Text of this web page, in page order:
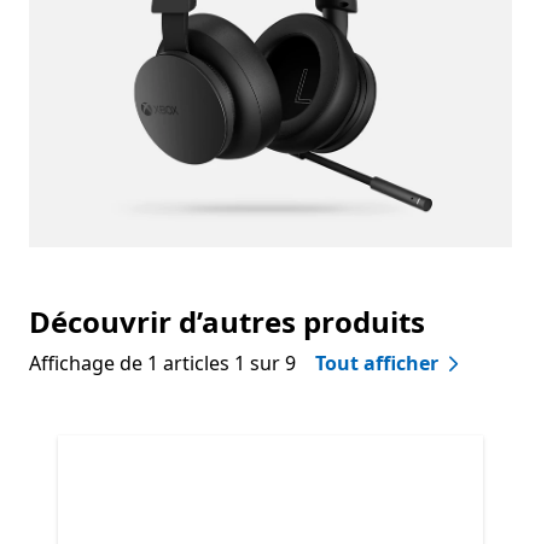
Découvrir d’autres produits
Affichage de 1 articles 1 sur 9 Tout afficher
Passer Découvrir d’autres produits